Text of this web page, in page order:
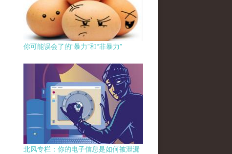
你可能误会了的“暴力”和“非暴力”
北风专栏：你的电子信息是如何被泄漏